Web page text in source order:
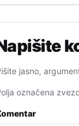
jasno,
označena